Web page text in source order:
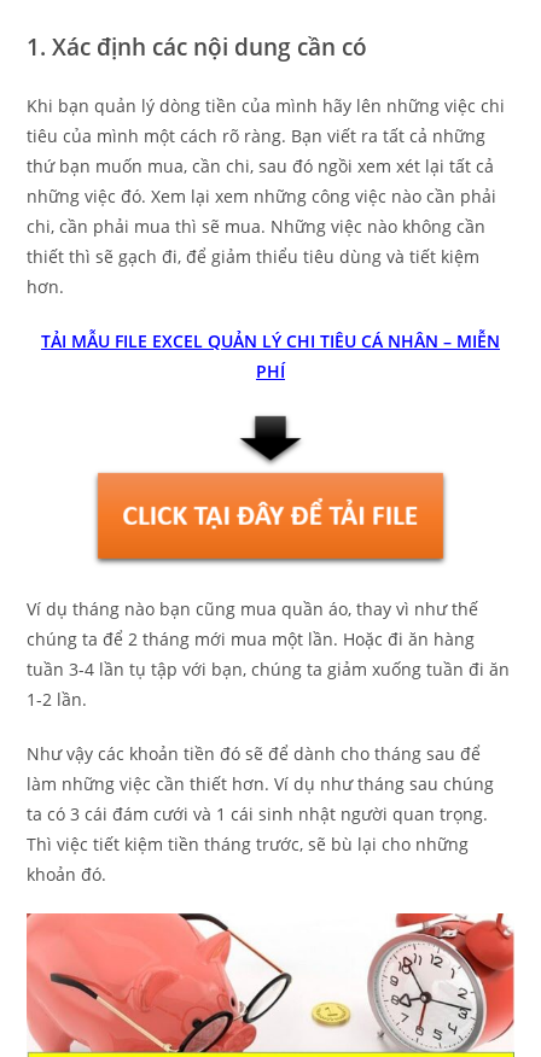
1. Xác định các nội dung cần có
Khi bạn quản lý dòng tiền của mình hãy lên những việc chi
tiêu của mình một cách rõ ràng. Bạn viết ra tất cả những
thứ bạn muốn mua, cần chi, sau đó ngồi xem xét lại tất cả
những việc đó. Xem lại xem những công việc nào cần phải
chi, cần phải mua thì sẽ mua. Những việc nào không cần
thiết thì sẽ gạch đi, để giảm thiểu tiêu dùng và tiết kiệm
hơn.
TẢI MẪU FILE EXCEL QUẢN LÝ CHI TIÊU CÁ NHÂN – MIỄN
PHÍ
Ví dụ tháng nào bạn cũng mua quần áo, thay vì như thế
chúng ta để 2 tháng mới mua một lần. Hoặc đi ăn hàng
tuần 3-4 lần tụ tập với bạn, chúng ta giảm xuống tuần đi ăn
1-2 lần.
Như vậy các khoản tiền đó sẽ để dành cho tháng sau để
làm những việc cần thiết hơn. Ví dụ như tháng sau chúng
ta có 3 cái đám cưới và 1 cái sinh nhật người quan trọng.
Thì việc tiết kiệm tiền tháng trước, sẽ bù lại cho những
khoản đó.